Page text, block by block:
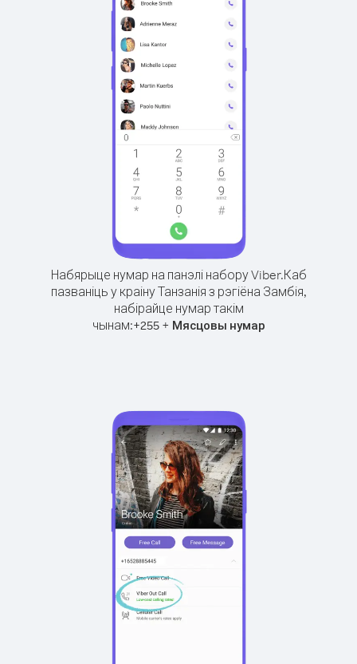
Набярыце нумар на панэлі набору Viber.Каб
пазваніць у краіну Танзанія з рэгіёна Замбія,
набірайце нумар такім
чынам:+255+ Мясцовы нумар